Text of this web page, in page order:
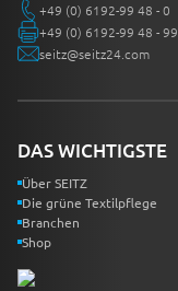
+49 (0) 6192-99 48 - 0
+49 (0) 6192-99 48 - 99
seitz@seitz24.com
DAS WICHTIGSTE
Über SEITZ
Die grüne Textilpflege
Branchen
Shop